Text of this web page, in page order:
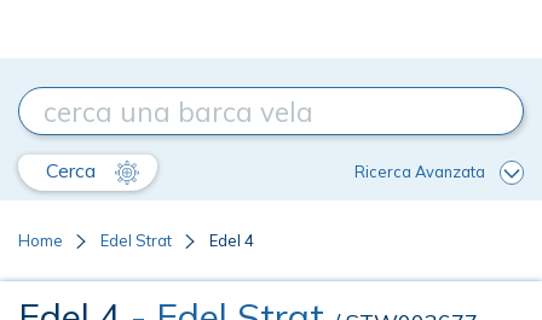
Cerca Ricerca Avanzata
Home Edel Strat Edel 4